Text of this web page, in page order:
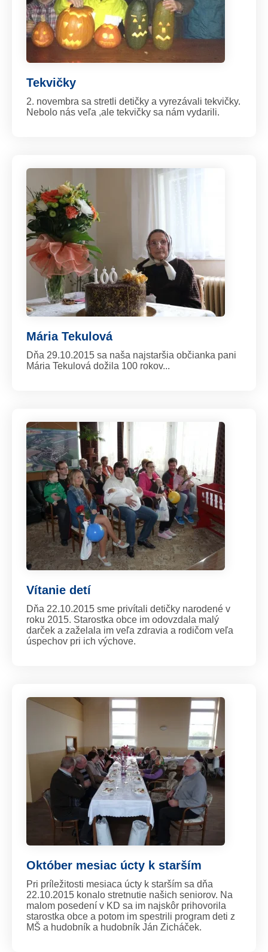
Tekvičky
2. novembra sa stretli detičky a vyrezávali tekvičky.
Nebolo nás veľa ,ale tekvičky sa nám vydarili.
Mária Tekulová
Dňa 29.10.2015 sa naša najstaršia občianka pani
Mária Tekulová dožila 100 rokov...
Vítanie detí
Dňa 22.10.2015 sme privítali detičky narodené v
roku 2015. Starostka obce im odovzdala malý
darček a zaželala im veľa zdravia a rodičom veľa
úspechov pri ich výchove.
Október mesiac úcty k starším
Pri príležitosti mesiaca úcty k starším sa dňa
22.10.2015 konalo stretnutie našich seniorov. Na
malom posedení v KD sa im najskôr prihovorila
starostka obce a potom im spestrili program deti z
MŠ a hudobník a hudobník Ján Zicháček.